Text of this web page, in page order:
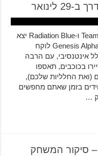
המשחק Genesis Alpha One של Team17 ו-Radiation Blue יצא
לאוויר העולם כבר ב-29 לינואר Genesis Alpha One לוקח
אינטנסיבי, עם הרבה
בכוכבים, תאספו
(ואת החלליות שלכם),
בזמן שאתם מחפשים
…
– סיקור המשחק